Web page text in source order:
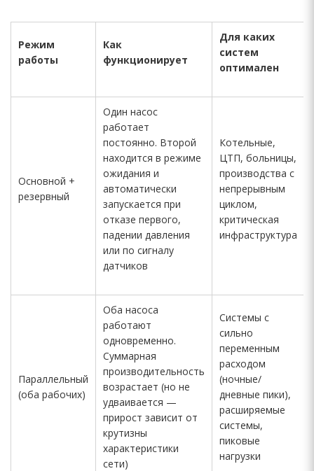
Режим
работы
Как
функционирует
Для каких
систем
оптимален
Основной +
резервный
Один насос
работает
постоянно. Второй
находится в режиме
ожидания и
автоматически
запускается при
отказе первого,
падении давления
или по сигналу
датчиков
Котельные,
ЦТП, больницы,
производства с
непрерывным
циклом,
критическая
инфраструктура
Параллельный
(оба рабочих)
Оба насоса
работают
одновременно.
Суммарная
производительность
возрастает (но не
удваивается —
прирост зависит от
крутизны
характеристики
сети)
Системы с
сильно
переменным
расходом
(ночные/
дневные пики),
расширяемые
системы,
пиковые
нагрузки